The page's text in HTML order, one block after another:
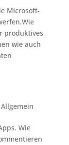
Microsoft-
produktives
wie auch
Allgemein
Wie